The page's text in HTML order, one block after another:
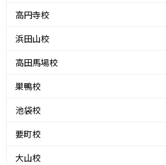
高円寺校
浜田山校
高田馬場校
巣鴨校
池袋校
要町校
大山校